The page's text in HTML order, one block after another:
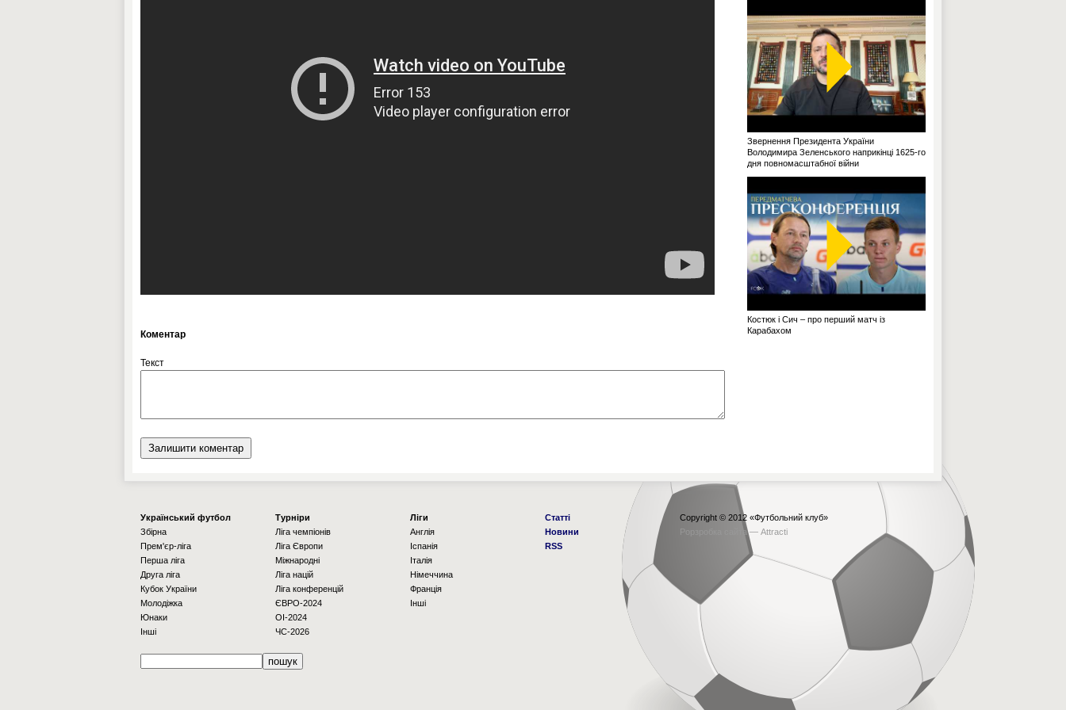
Коментар
Текст
Звернення Президента України
Володимира Зеленського наприкінці 1625-го
дня повномасштабної війни
Костюк і Сич – про перший матч із
Карабахом
Українcький футбол
Збірна
Прем'єр-ліга
Перша ліга
Друга ліга
Кубок України
Молодіжка
Юнаки
Інші
Турніри
Ліга чемпіонів
Ліга Європи
Міжнародні
Ліга націй
Ліга конференцій
ЄВРО-2024
OI-2024
ЧС-2026
Ліги
Англія
Іспанія
Італія
Німеччина
Франція
Інші
Статті
Новини
RSS
Copyright © 2012 «Футбольний клуб»
Рорзробка сайта — Attracti